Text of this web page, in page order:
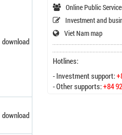
download
download
Online Public
Investment and
Viet Nam map
Hotlines:
- Investment support:
- Other supports:+84